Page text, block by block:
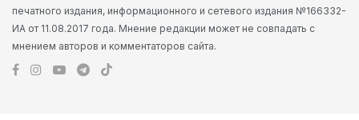
печатного издания, информационного и сетевого издания №166332-
ИА от 11.08.2017 года. Мнение редакции может не совпадать с
мнением авторов и комментаторов сайта.